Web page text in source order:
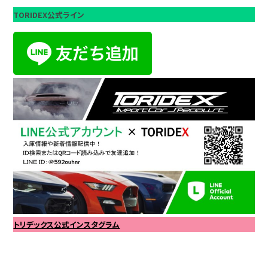
TORIDEX公式ライン
トリデックス公式インスタグラム